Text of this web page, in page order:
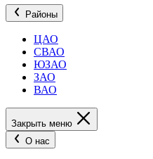
Районы
ЦАО
СВАО
ЮЗАО
ЗАО
ВАО
Закрыть меню
О нас